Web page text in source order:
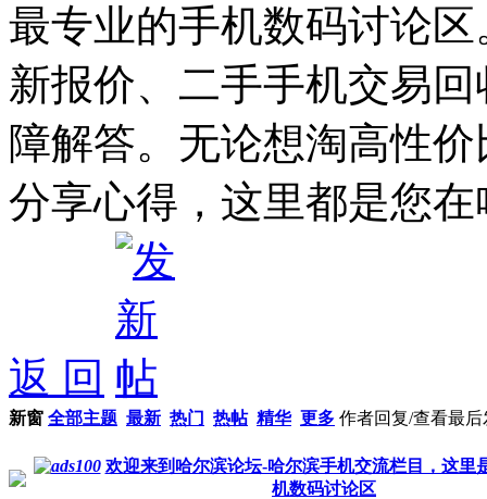
最专业的手机数码讨论
新报价、二手手机交易
障解答。无论想淘高性
分享心得，这里都是您
返 回
新窗 全部主题 最新 热门 热帖 精华 更多 作者回复/查看最后
欢迎来到哈尔滨论坛-哈尔滨手机交流栏目，这里
机数码讨论区